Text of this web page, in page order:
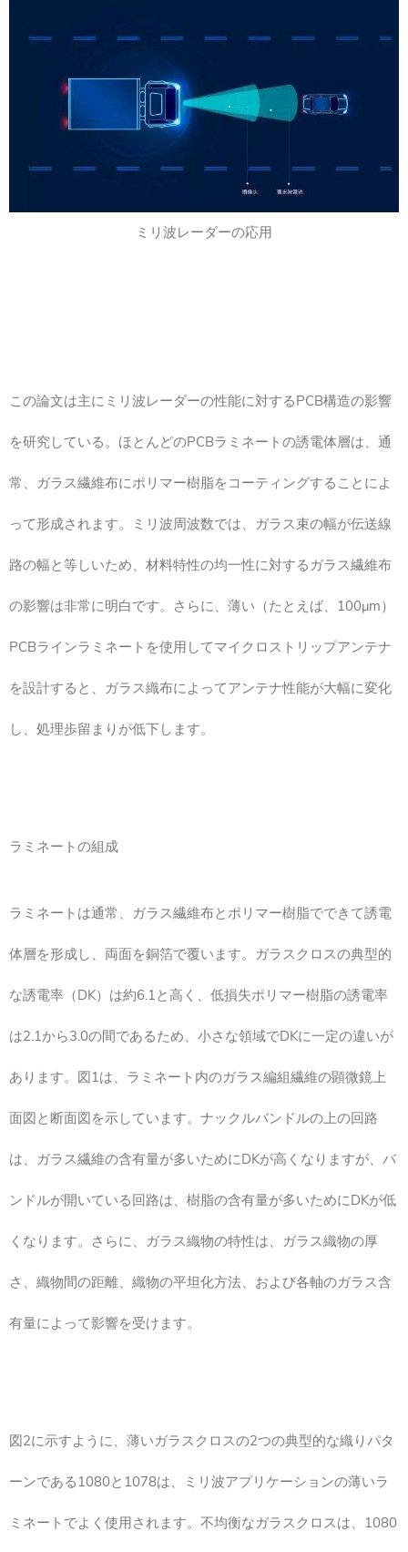
ミリ波レーダーの応用
この論文は主にミリ波レーダーの性能に対するPCB構造の影響
を研究している。ほとんどのPCBラミネートの誘電体層は、通
常、ガラス繊維布にポリマー樹脂をコーティングすることによ
って形成されます。ミリ波周波数では、ガラス束の幅が伝送線
路の幅と等しいため、材料特性の均一性に対するガラス繊維布
の影響は非常に明白です。さらに、薄い（たとえば、100μm）
PCBラインラミネートを使用してマイクロストリップアンテナ
を設計すると、ガラス織布によってアンテナ性能が大幅に変化
し、処理歩留まりが低下します。
ラミネートの組成
ラミネートは通常、ガラス繊維布とポリマー樹脂でできて誘電
体層を形成し、両面を銅箔で覆います。ガラスクロスの典型的
な誘電率（DK）は約6.1と高く、低損失ポリマー樹脂の誘電率
は2.1から3.0の間であるため、小さな領域でDKに一定の違いが
あります。図1は、ラミネート内のガラス編組繊維の顕微鏡上
面図と断面図を示しています。ナックルバンドルの上の回路
は、ガラス繊維の含有量が多いためにDKが高くなりますが、バ
ンドルが開いている回路は、樹脂の含有量が多いためにDKが低
くなります。さらに、ガラス織物の特性は、ガラス織物の厚
さ、織物間の距離、織物の平坦化方法、および各軸のガラス含
有量によって影響を受けます。
図2に示すように、薄いガラスクロスの2つの典型的な織りパタ
ーンである1080と1078は、ミリ波アプリケーションの薄いラ
ミネートでよく使用されます。不均衡なガラスクロスは、1080